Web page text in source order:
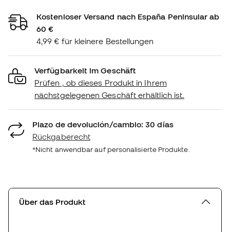
Kostenloser Versand nach España Peninsular ab
60 €
4,99 € für kleinere Bestellungen
Verfügbarkeit im Geschäft
Prüfen , ob dieses Produkt in Ihrem
nächstgelegenen Geschäft erhältlich ist.
Plazo de devolución/cambio: 30 días
Rückgaberecht
*Nicht anwendbar auf personalisierte Produkte.
Über das Produkt